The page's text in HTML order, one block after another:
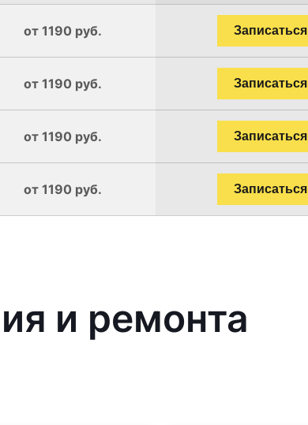
от 1190 руб. Записаться
от 1190 руб. Записаться
от 1190 руб. Записаться
от 1190 руб. Записаться
и ремонта